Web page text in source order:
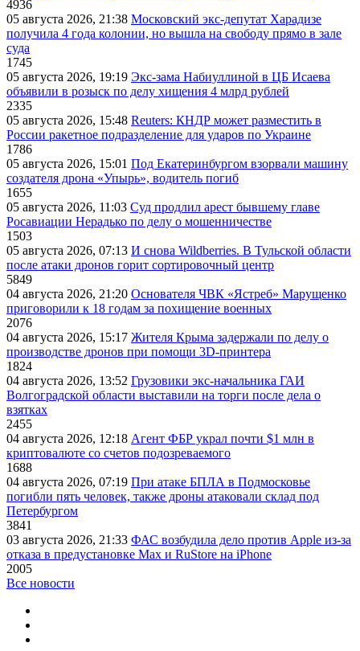
4936
05 августа 2026, 21:38 Московский экс-депутат Харадизе
получила 4 года колонии, но вышла на свободу прямо в зале
суда
1745
05 августа 2026, 19:19 Экс-зама Набиуллиной в ЦБ Исаева
объявили в розыск по делу хищения 4 млрд рублей
2335
05 августа 2026, 15:48 Reuters: КНДР может разместить в
России ракетное подразделение для ударов по Украине
1786
05 августа 2026, 15:01 Под Екатеринбургом взорвали машину
создателя дрона «Упырь», водитель погиб
1655
05 августа 2026, 11:03 Суд продлил арест бывшему главе
Росавиации Нерадько по делу о мошенничестве
1503
05 августа 2026, 07:13 И снова Wildberries. В Тульской области
после атаки дронов горит сортировочный центр
5849
04 августа 2026, 21:20 Основателя ЧВК «Ястреб» Марущенко
приговорили к 18 годам за похищение военных
2076
04 августа 2026, 15:17 Жителя Крыма задержали по делу о
производстве дронов при помощи 3D‑принтера
1824
04 августа 2026, 13:52 Грузовики экс-начальника ГАИ
Волгоградской области выставили на торги после дела о
взятках
2455
04 августа 2026, 12:18 Агент ФБР украл почти $1 млн в
криптовалюте со счетов подозреваемого
1688
04 августа 2026, 07:19 При атаке БПЛА в Подмосковье
погибли пять человек, также дроны атаковали склад под
Петербургом
3841
03 августа 2026, 21:33 ФАС возбудила дело против Apple из-за
отказа в предустановке Max и RuStore на iPhone
2005
Все новости